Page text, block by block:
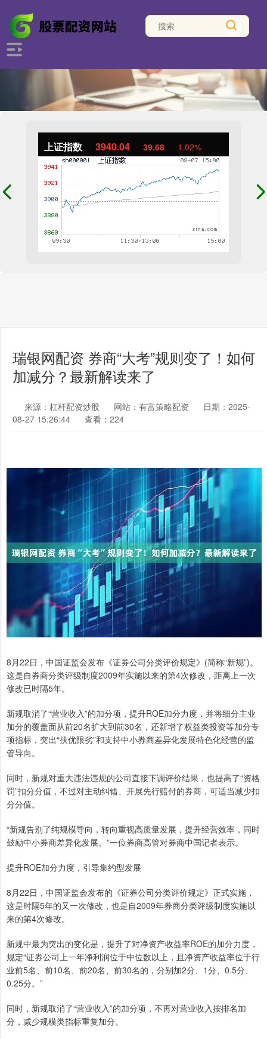
上证指数 3940.04 39.68 1.02%
瑞银网配资 券商“大考”规则变了！如何
加减分？最新解读来了
来源：杠杆配资炒股 网站：有富策略配资
日期：2025-
08-27 15:26:44
查看：224
8月22日，中国证监会发布《证券公司分类评价规定》(简称“新规”)。
这是自券商分类评级制度2009年实施以来的第4次修改，距离上一次
修改已时隔5年。
新规取消了“营业收入”的加分项，提升ROE加分力度，并将细分主业
加分的覆盖面从前20名扩大到前30名，还新增了权益类投资等加分专
项指标，突出“扶优限劣”和支持中小券商差异化发展特色化经营的监
管导向。
同时，新规对重大违法违规的公司直接下调评价结果，也提高了“资格
罚”扣分分值，不过对主动纠错、开展先行赔付的券商，可适当减少扣
分分值。
“新规告别了纯规模导向，转向重视高质量发展，提升经营效率，同时
鼓励中小券商差异化发展。”一位券商高管对券商中国记者表示。
提升ROE加分力度，引导集约型发展
8月22日，中国证监会发布的《证券公司分类评价规定》正式实施，
这是时隔5年的又一次修改，也是自2009年券商分类评级制度实施以
来的第4次修改。
新规中最为突出的变化是，提升了对净资产收益率ROE的加分力度，
规定“证券公司上一年净利润位于中位数以上，且净资产收益率位于行
业前5名、前10名、前20名、前30名的，分别加2分、1分、0.5分、
0.25分。”
同时，新规取消了“营业收入”的加分项，不再对营业收入按排名加
分，减少规模类指标重复加分。